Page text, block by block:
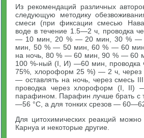
Из рекомендаций различных
следующую методику
смеси (при фиксации смесью
воде в течение 1.5—2 ч, проводка
— 10 мин, 20 % — 20 мин, 30 % —
мин, 50 % — 50 мин, 60 % — 60
на ночь, 80 % — 60 мин, 90 % — 60
100 %-ный (I, И) —60 мин, проводка
75%, хлороформ 25 %) — 2 ч, через
— оставлять на ночь, через смесь
проводка через хлороформ (I, II)
парафином. Парафин лучше брать с
—56 °С, а для тонких срезов —
Для цитохимических реакций можно
Карнуа и некоторые другие.